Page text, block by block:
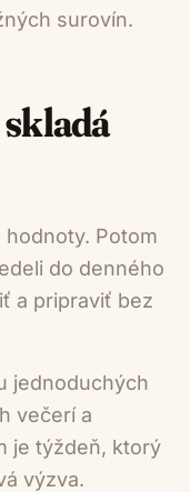
surovín.
Potom
do denného
a pripraviť bez
jednoduchých
večerí a
je týždeň, ktorý
výzva.